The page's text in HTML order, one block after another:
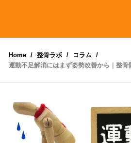
Home 整骨ラボ
コラム
運動不足解消にはまず姿勢改善から｜整骨